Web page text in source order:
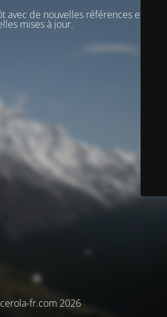
avec de nouvelles références et de
mises à jour.
fr.com 2026